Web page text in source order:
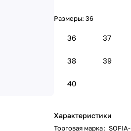
Размеры: 36
36 37
38 39
40
Характеристики
Торговая марка: SOFIA-